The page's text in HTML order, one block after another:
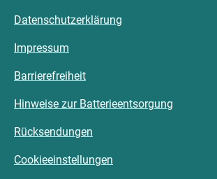
Datenschutzerklärung
Impressum
Barrierefreiheit
Hinweise zur Batterieentsorgung
Rücksendungen
Cookieeinstellungen